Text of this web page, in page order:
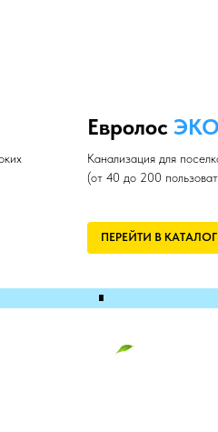
Евролос
Канализация для
(от 40 до 200
ПЕРЕЙТИ В КАТАЛОГ
∎